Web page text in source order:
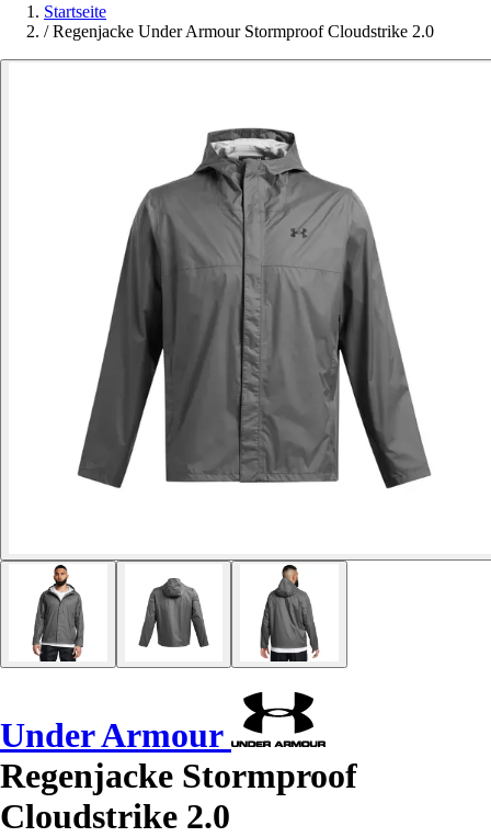
Startseite
/ Regenjacke Under Armour Stormproof Cloudstrike 2.0
Under Armour
Regenjacke Stormproof
Cloudstrike 2.0